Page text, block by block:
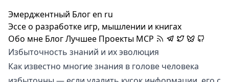
Эмерджентный Блогen ru
Эссе о разработке игр, мышлении и книгах
Обо мне БлогЛучшее Проекты MCP
Избыточность знаний и их эволюция
Как известно многие знания в голове человека